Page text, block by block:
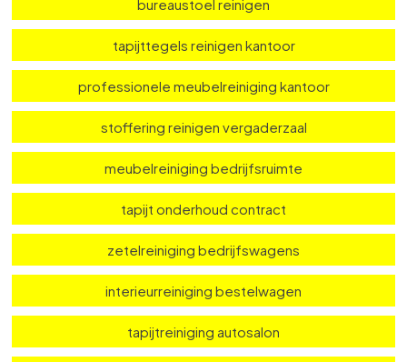
zetelreiniging klaslokaal
dieptereiniging bibliotheekstoelen
bureaustoel reinigen
tapijttegels reinigen kantoor
professionele meubelreiniging kantoor
stoffering reinigen vergaderzaal
meubelreiniging bedrijfsruimte
tapijt onderhoud contract